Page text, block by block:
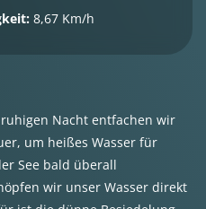
8,67 Km/h
Nacht entfachen wir
um heißes Wasser für
See bald überall
wir unser Wasser direkt